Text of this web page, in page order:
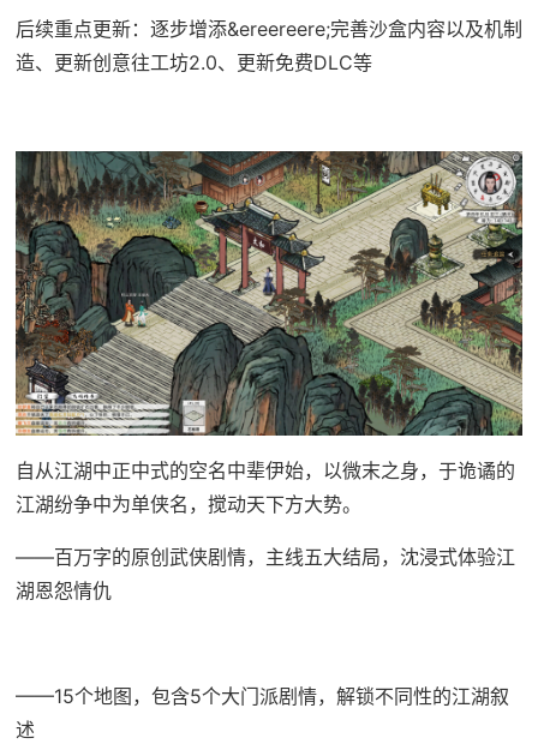
后续重点更新：逐步增添&ereereere;完善沙盒内容以及机制
造、更新创意往工坊2.0、更新免费DLC等
自从江湖中正中式的空名中辈伊始，以微末之身，于诡谲的
江湖纷争中为单侠名，搅动天下方大势。
——百万字的原创武侠剧情，主线五大结局，沈浸式体验江
湖恩怨情仇
——15个地图，包含5个大门派剧情，解锁不同性的江湖叙
述